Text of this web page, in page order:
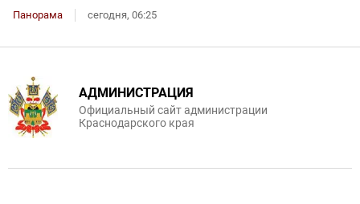
Панорама сегодня, 06:25
АДМИНИСТРАЦИЯ
Официальный сайт администрации
Краснодарского края